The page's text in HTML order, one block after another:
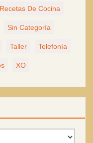
Recetas De Cocina
Sin Categoría
Taller Telefonía
XO